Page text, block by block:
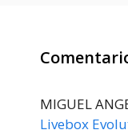
MIGUEL
Livebox